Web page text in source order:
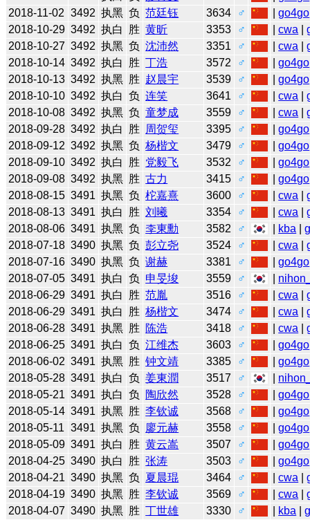
2018-11-02 3492 执黑 负 范廷钰 3634 ♂ |go4go
2018-10-29 3492 执白 胜 黄昕 3353 ♂ |cwa |
2018-10-27 3492 执黑 负 沈沛然 3351 ♂ |cwa |
2018-10-14 3492 执白 胜 丁浩 3572 ♂ |go4go
2018-10-13 3492 执黑 胜 赵晨宇 3539 ♂ |go4go
2018-10-10 3492 执白 负 连笑 3641 ♂ |cwa |
2018-10-08 3492 执黑 负 童梦成 3559 ♂ |cwa |
2018-09-28 3492 执白 胜 周贺玺 3395 ♂ |go4go
2018-09-12 3492 执黑 负 杨楷文 3479 ♂ |go4go
2018-09-10 3492 执白 胜 党毅飞 3532 ♂ |go4go
2018-09-08 3492 执黑 胜 古力 3415 ♂ |go4go
2018-08-15 3491 执黑 负 柁嘉熹 3600 ♂ |cwa |
2018-08-13 3491 执白 胜 刘曦 3354 ♂ |cwa |
2018-08-06 3491 执黑 负 李東勳 3582 ♂ kba |
2018-07-18 3490 执黑 负 彭立尧 3524 ♂ |cwa |
2018-07-16 3490 执黑 负 谢赫 3381 ♂ |go4go
2018-07-05 3491 执白 负 申旻埈 3559 ♂
2018-06-29 3491 执白 胜 范胤 3516 ♂ |cwa |
2018-06-29 3491 执白 胜 杨楷文 3474 ♂ |cwa |
2018-06-28 3491 执黑 胜 陈浩 3418 ♂ |cwa |
2018-06-25 3491 执白 负 江维杰 3603 ♂ |go4go
2018-06-02 3491 执黑 胜 钟文靖 3385 ♂ |go4go
2018-05-28 3491 执白 负 姜東潤 3517 ♂
2018-05-21 3491 执白 负 陶欣然 3528 ♂ |go4go
2018-05-14 3491 执黑 胜 李钦诚 3568 ♂ |go4go
2018-05-11 3491 执黑 负 廖元赫 3558 ♂ |go4go
2018-05-09 3491 执白 胜 黄云嵩 3507 ♂ |go4go
2018-04-25 3490 执白 胜 张涛 3503 ♂ |go4go
2018-04-21 3490 执黑 负 夏晨琨 3464 ♂ |cwa |
2018-04-19 3490 执黑 胜 李钦诚 3569 ♂ |cwa |
2018-04-07 3490 执黑 胜 丁世雄 3330 ♂ kba |